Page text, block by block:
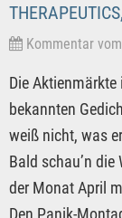
Kommentar
Die
bekannten
weiß nicht, was
Bald schau’n die
der Monat April
Den Panik-